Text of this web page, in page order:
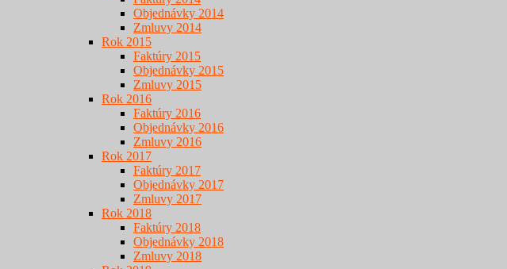
Objednávky 2014
Zmluvy 2014
Rok 2015
Faktúry 2015
Objednávky 2015
Zmluvy 2015
Rok 2016
Faktúry 2016
Objednávky 2016
Zmluvy 2016
Rok 2017
Faktúry 2017
Objednávky 2017
Zmluvy 2017
Rok 2018
Faktúry 2018
Objednávky 2018
Zmluvy 2018